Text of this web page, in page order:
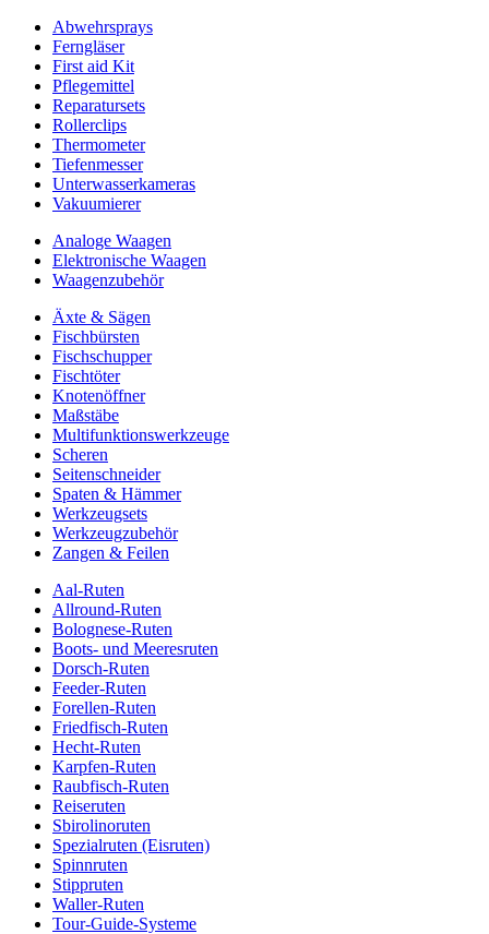
Abwehrsprays
Ferngläser
First aid Kit
Pflegemittel
Reparatursets
Rollerclips
Thermometer
Tiefenmesser
Unterwasserkameras
Vakuumierer
Analoge Waagen
Elektronische Waagen
Waagenzubehör
Äxte & Sägen
Fischbürsten
Fischschupper
Fischtöter
Knotenöffner
Maßstäbe
Multifunktionswerkzeuge
Scheren
Seitenschneider
Spaten & Hämmer
Werkzeugsets
Werkzeugzubehör
Zangen & Feilen
Aal-Ruten
Allround-Ruten
Bolognese-Ruten
Boots- und Meeresruten
Dorsch-Ruten
Feeder-Ruten
Forellen-Ruten
Friedfisch-Ruten
Hecht-Ruten
Karpfen-Ruten
Raubfisch-Ruten
Reiseruten
Sbirolinoruten
Spezialruten (Eisruten)
Spinnruten
Stippruten
Waller-Ruten
Tour-Guide-Systeme